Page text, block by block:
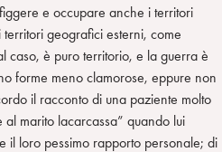
e occupare anche i territori
geografici esterni, come
caso, è puro territorio, e la guerra è
forme meno clamorose, eppure non
il racconto di una paziente molto
marito lacarcassa” quando lui
il loro pessimo rapporto personale; di